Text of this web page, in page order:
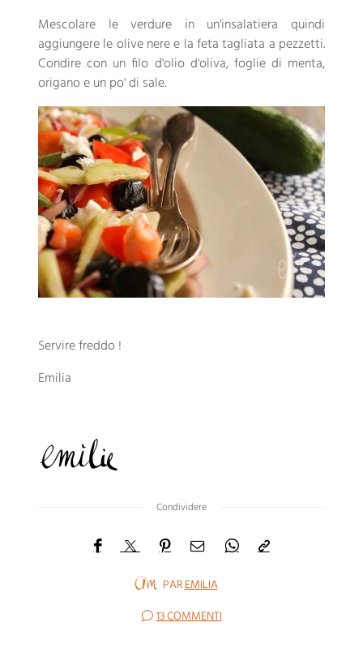
Mescolare le verdure in un'insalatiera quindi
aggiungere le olive nere e la feta tagliata a pezzetti.
Condire con un filo d'olio d'oliva, foglie di menta,
origano e un po' di sale.
Servire freddo !
Emilia
Condividere
PAREMILIA
13 COMMENTI